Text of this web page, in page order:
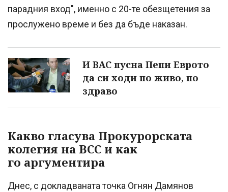
парадния вход", именно с 20-те обезщетения за
прослужено време и без да бъде наказан.
И ВАС пусна Пепи Еврото
да си ходи по живо, по
здраво
Какво гласува Прокурорската
колегия на ВСС и как
го аргументира
Днес, с докладваната точка Огнян Дамянов